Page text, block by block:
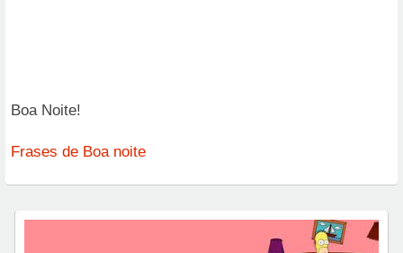
Boa Noite!
Frases de Boa noite